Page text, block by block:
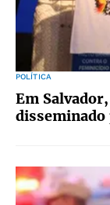
POLÍTICA
Em